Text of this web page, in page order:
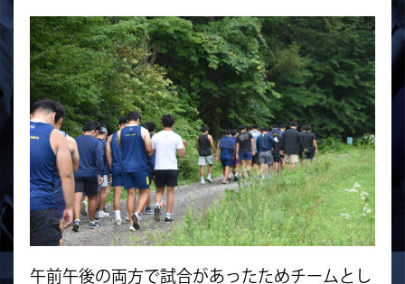
午前午後の両方で試合があったためチームとし